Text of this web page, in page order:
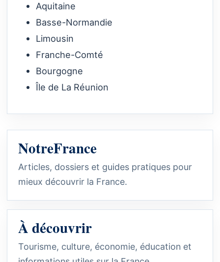
Aquitaine
Basse-Normandie
Limousin
Franche-Comté
Bourgogne
Île de La Réunion
NotreFrance
Articles, dossiers et guides pratiques pour
mieux découvrir la France.
À découvrir
Tourisme, culture, économie, éducation et